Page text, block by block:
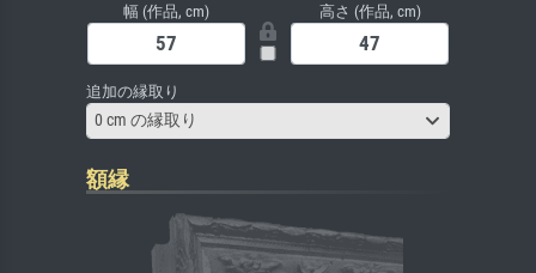
幅 (作品, cm) 高さ (作品, cm)
追加の縁取り
0 cm の縁取り
額縁